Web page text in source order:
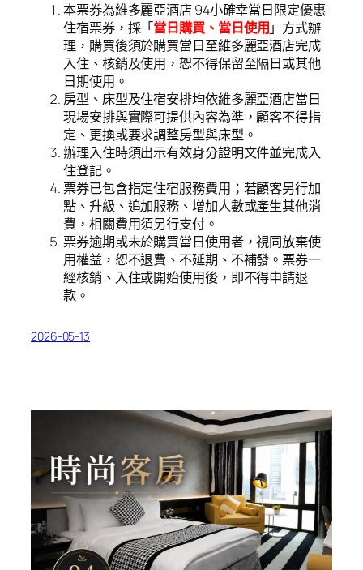
本票券為維多麗亞酒店 94小確幸當日限定優惠
住宿票券，採「當日購買、當日使用」方式辦
理，購買後須於購買當日至維多麗亞酒店完成
入住、核銷及使用，恕不得保留至隔日或其他
日期使用。
房型、床型及住宿安排均依維多麗亞酒店當日
現場安排與實際可提供內容為準，顧客不得指
定、更換或要求調整房型與床型。
辦理入住時須出示有效身分證明文件並完成入
住登記。
票券已包含指定住宿服務費用；若顧客另行加
點、升級、追加服務、增加人數或產生其他消
費，相關費用須另行支付。
票券逾期或未於購買當日使用者，視同放棄使
用權益，恕不退費、不延期、不補發。票券一
經核銷、入住或開始使用後，即不得申請退
款。
2026-05-13